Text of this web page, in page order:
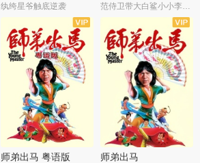
纨绔星爷触底逆袭
师弟出马 粤语版 师弟出马